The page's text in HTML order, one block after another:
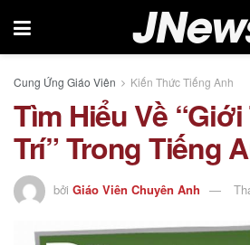
Cung Ứng Giáo Viên Kiến Thức Tiếng Anh
Tìm Hiểu Về
Trí” Trong Tiếng
bởi Giáo Viên Chuyên Anh